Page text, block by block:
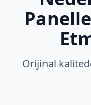
Orijinal